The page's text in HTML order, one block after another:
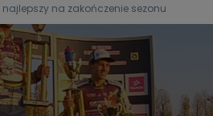
na zakończenie sezonu